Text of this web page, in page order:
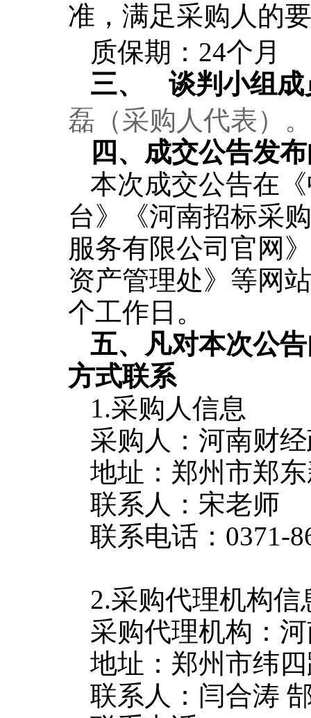
准，满足采购人的
质保期： 24个月
三、
谈判小组成
磊（采购人代表）。
四、成交公告发
本次成交公告在
台》《河南招标采
服务有限公司官网
资产管理处》 等网
个工作日。
五、凡对本次公
方式联系
1.采购人信息
采购人：河南财
地址：郑州市郑
联系人：宋老师
联系电话：0371-
2.采购代理机构信
采购代理机构：
地址：郑州市纬
联系人：闫合涛